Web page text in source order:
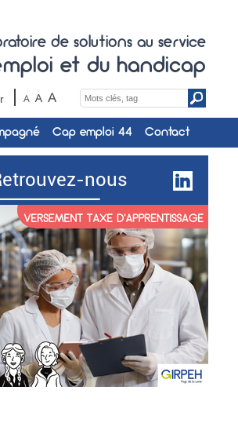
de solutions au service
et du handicap
Search
Cap emploi 44 Contact
nous